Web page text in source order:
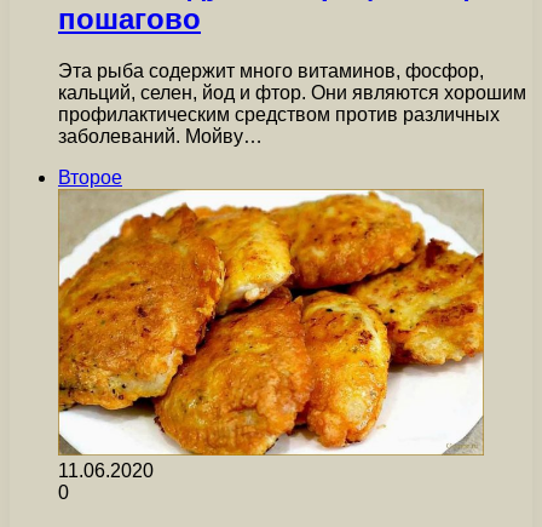
пошагово
Эта рыба содержит много витаминов, фосфор,
кальций, селен, йод и фтор. Они являются хорошим
профилактическим средством против различных
заболеваний. Мойву…
Второе
11.06.2020
0